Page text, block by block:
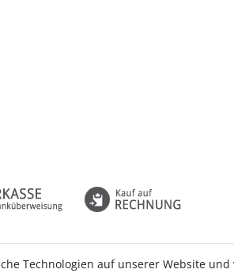
Technologien auf unserer Website